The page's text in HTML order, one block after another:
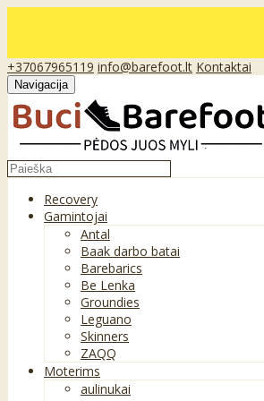
+37067965119 info@barefoot.lt Kontaktai
Navigacija
Recovery
Gamintojai
Antal
Baak darbo batai
Barebarics
Be Lenka
Groundies
Leguano
Skinners
ZAQQ
Moterims
aulinukai